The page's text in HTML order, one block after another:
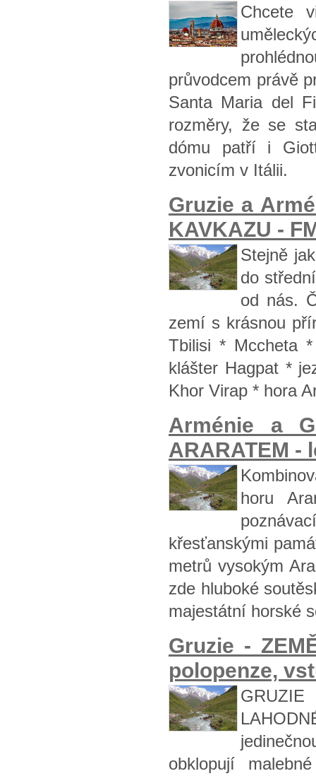
Chcete
průvodcem právě
Santa Maria del
rozměry, že se
dómu patří i
zvonicím v Itálii.
Gruzie a
KAVKAZU -
Stejně
do
od nás.
zemí s krásnou
Tbilisi * Mccheta
klášter Hagpat *
Khor Virap * hora
Arménie a
ARARATEM -
horu
křesťanskými
metrů vysokým
zde hluboké
majestátní horské
Gruzie -
polopenze,
obklopují